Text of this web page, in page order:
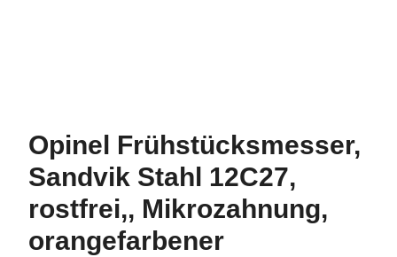
Opinel Frühstücksmesser,
Sandvik Stahl 12C27,
rostfrei,, Mikrozahnung,
orangefarbener